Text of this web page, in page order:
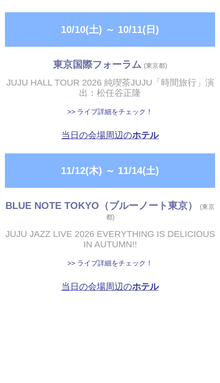
10/10(土) ～ 10/11(日)
東京国際フォーラム (東京都)
JUJU HALL TOUR 2026 純喫茶JUJU「時間旅行」演
出：松任谷正隆
>> ライブ詳細をチェック！
当日の会場周辺のホテル
11/12(木) ～ 11/14(土)
BLUE NOTE TOKYO（ブルーノート東京）
(東京
都)
JUJU JAZZ LIVE 2026 EVERYTHING IS DELICIOUS
IN AUTUMN!!
>> ライブ詳細をチェック！
当日の会場周辺のホテル